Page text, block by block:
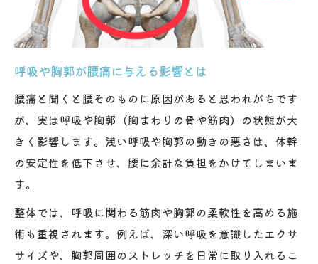
呼吸や胸郭が腰痛に与える影響とは
腰痛と聞くと腰そのものに原因があると思われがちです
が、実は呼吸や胸郭（胸まわりの骨や筋肉）の状態が大
きく影響します。浅い呼吸や胸郭の動きの悪さは、体幹
の安定性を低下させ、腰に余計な負担をかけてしまいま
す。
整体では、呼吸に関わる筋肉や胸郭の柔軟性を高める施
術も重視されます。例えば、深い呼吸を意識したエクサ
サイズや、胸郭周囲のストレッチを日常に取り入れるこ